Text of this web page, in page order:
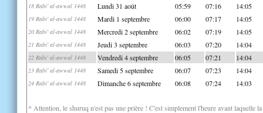
18 Rabi' al-awwal 1448 Lundi 31 août 05:59 07:16 14:05
19 Rabi' al-awwal 1448 Mardi 1 septembre 06:00 07:17 14:05
20 Rabi' al-awwal 1448 Mercredi 2 septembre 06:02 07:19 14:05
21 Rabi' al-awwal 1448 Jeudi 3 septembre 06:03 07:20 14:04
22 Rabi' al-awwal 1448 Vendredi 4 septembre 06:05 07:21 14:04
23 Rabi' al-awwal 1448 Samedi 5 septembre 06:07 07:23 14:04
24 Rabi' al-awwal 1448 Dimanche 6 septembre 06:08 07:24 14:03
* Attention, le shuruq n'est pas une prière ! C'est simplement l'heure avant laquelle